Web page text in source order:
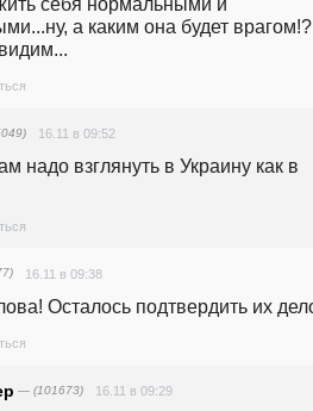
а каким она будет врагом!?
16.11 в 09:52
надо взглянуть в Украину как в
16.11 в 09:38
Осталось подтвердить их
— (101673) 16.11 в 09:29